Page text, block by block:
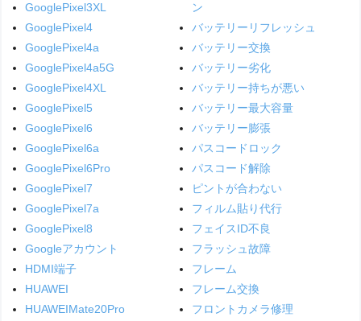
GooglePixel3XL
GooglePixel4
GooglePixel4a
GooglePixel4a5G
GooglePixel4XL
GooglePixel5
GooglePixel6
GooglePixel6a
GooglePixel6Pro
GooglePixel7
GooglePixel7a
GooglePixel8
Googleアカウント
HDMI端子
HUAWEI
HUAWEIMate20Pro
ン
バッテリーリフレッシュ
バッテリー交換
バッテリー劣化
バッテリー持ちが悪い
バッテリー最大容量
バッテリー膨張
パスコードロック
パスコード解除
ピントが合わない
フィルム貼り代行
フェイスID不良
フラッシュ故障
フレーム
フレーム交換
フロントカメラ修理